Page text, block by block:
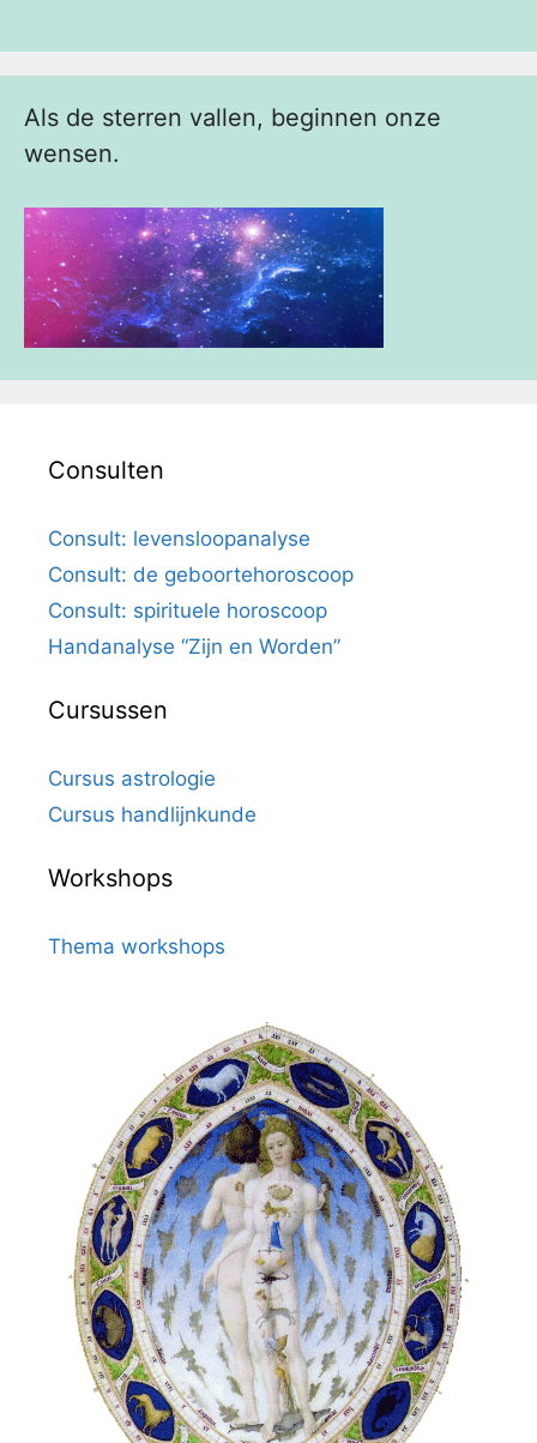
Als de sterren vallen, beginnen onze
wensen.
Consulten
Consult: levensloopanalyse
Consult: de geboortehoroscoop
Consult: spirituele horoscoop
Handanalyse “Zijn en Worden”
Cursussen
Cursus astrologie
Cursus handlijnkunde
Workshops
Thema workshops